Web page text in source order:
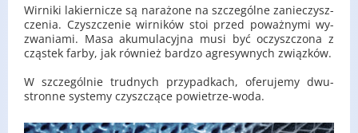
Wir­ni­ki la­kier­ni­cze są na­ra­żo­ne na szcze­gól­ne za­nie­czysz­
cze­nia. Czysz­cze­nie wir­ni­ków stoi przed po­waż­ny­mi wy­
zwa­nia­mi. Masa aku­mu­la­cyj­na musi być oczysz­czo­na z
czą­stek farby, jak rów­nież bar­dzo agre­syw­nych związ­ków.
W szcze­gól­nie trud­nych przy­pad­kach, ofe­ru­je­my dwu­
stron­ne sys­te­my czysz­czą­ce po­wie­trze-wo­da.